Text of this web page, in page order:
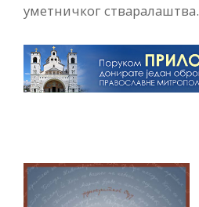
уметничког стваралаштва.